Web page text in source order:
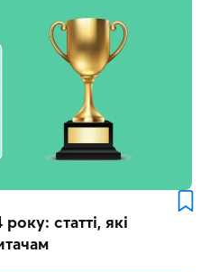
статті, які